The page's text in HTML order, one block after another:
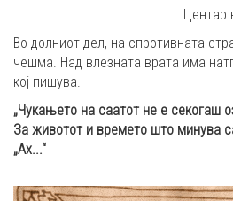
Центар
Во долниот дел, на спротивната
чешма. Над влезната врата има
кој пишува.
„Чукањето на саатот не е секогаш
За животот и времето што минува
„Ах...“